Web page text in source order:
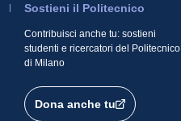
Sostieni il Politecnico
Contribuisci anche tu: sostieni
studenti e ricercatori del Politecnico
di Milano
Dona anche tu